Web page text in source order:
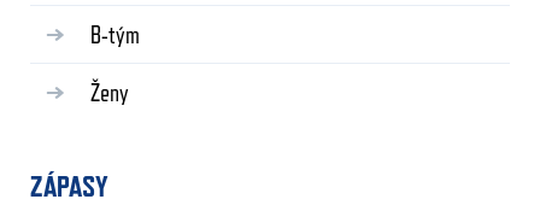
B-tým
Ženy
ZÁPASY